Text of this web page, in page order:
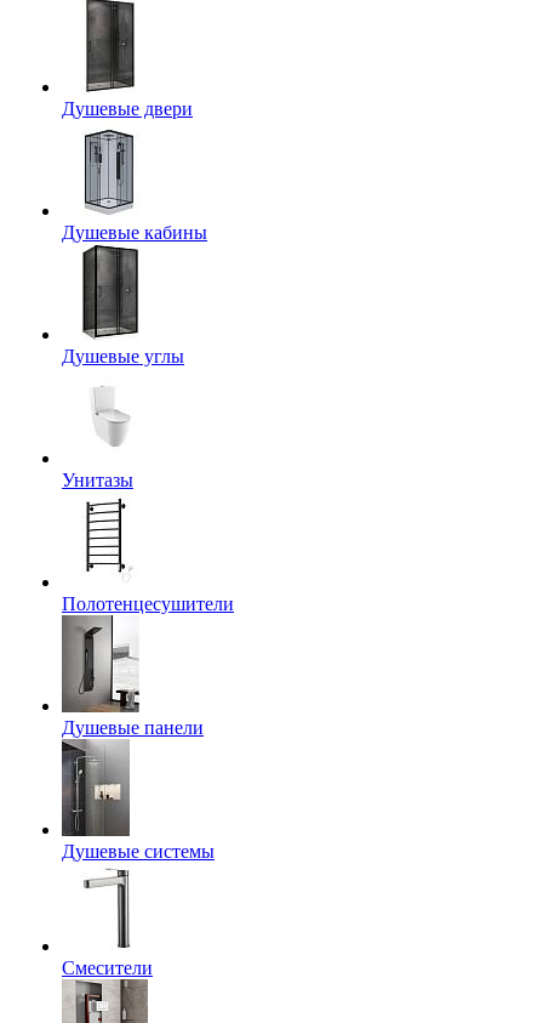
Душевые двери
Душевые кабины
Душевые углы
Унитазы
Полотенцесушители
Душевые панели
Душевые системы
Смесители